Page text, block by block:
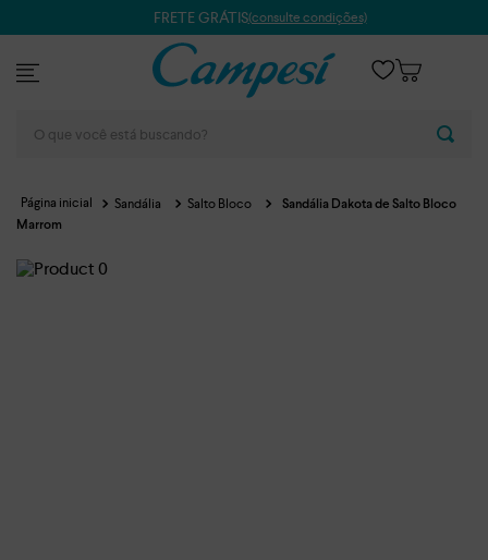
FRETE GRÁTIS(consulte condições)
Sandália Salto Bloco
Sandália Dakota de Salto Bloco
Marrom